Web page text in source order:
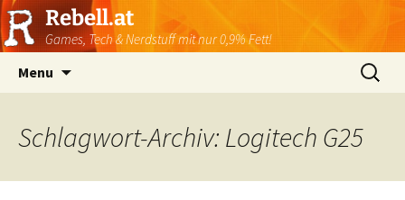
Rebell.at
Games, Tech & Nerdstuff mit nur 0,9% Fett!
Menu
Suchen
nach:
Schlagwort-Archiv: Logitech G25